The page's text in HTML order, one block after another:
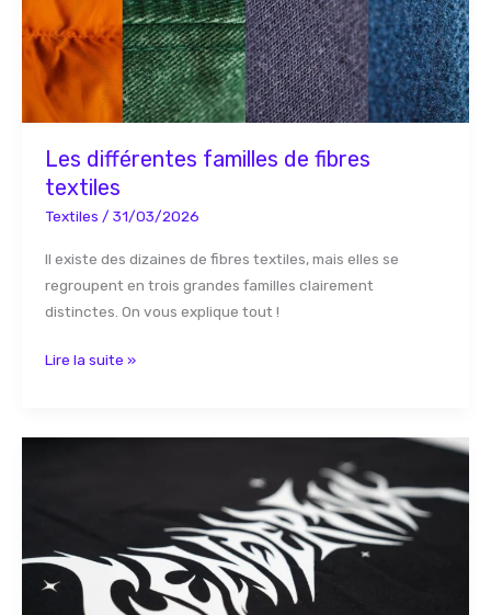
Les différentes familles de fibres
textiles
Textiles / 31/03/2026
Il existe des dizaines de fibres textiles, mais elles se
regroupent en trois grandes familles clairement
distinctes. On vous explique tout !
textiles
Lire la suite »
en
grand
format